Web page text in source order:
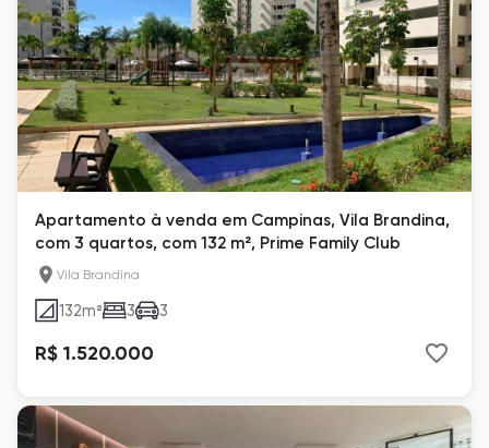
Apartamento à venda em Campinas, Vila Brandina,
com 3 quartos, com 132 m², Prime Family Club
Vila Brandina
132m² 3 3
R$ 1.520.000